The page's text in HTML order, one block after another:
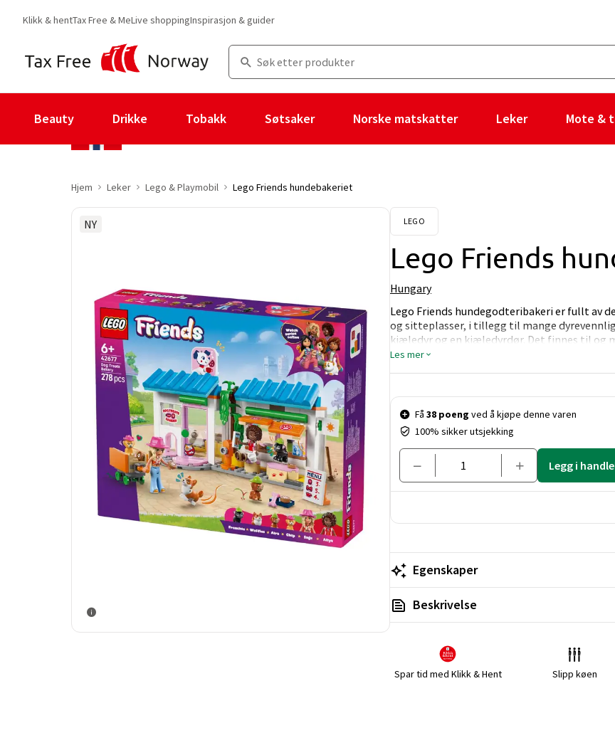
Klikk & hentTax Free & MeLive shoppingInspirasjon & guider
Beauty Drikke Tobakk Søtsaker Norske matskatter Leker Mote &
Hjem Leker Lego & Playmobil Lego Friends hundebakeriet
NY LEGO
Lego Friends
Hungary
Lego Friends hundegodteribakeri er fullt av
og sitteplasser, i tillegg til mange
kjæledyr og en kjæledyrdør. Det finnes til og
til med å betjene kundene!
Les mer
Pris og mengde
Få 38 poeng ved å kjøpe denne varen
100% sikker utsjekking
Legg i
Egenskaper
Beskrivelse
Spar tid med Klikk & Hent Slipp køen